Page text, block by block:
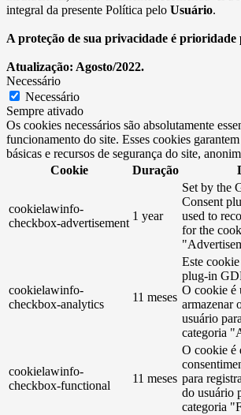
integral da presente Política pelo Usuário.
A proteção de sua privacidade é
Atualização: Agosto/2022.
Necessário
Necessário
Sempre ativado
Os cookies necessários são absolutamente
funcionamento do site. Esses cookies
básicas e recursos de segurança do site,
Cookie
Duração
cookielawinfo-
checkbox-advertisement
1 year
Set by the
Consent
used to
for the
cookielawinfo-
checkbox-analytics
11 meses
Este
plug-in
O cookie é
armazenar
usuário
categoria
cookielawinfo-
checkbox-functional
11 meses
O cookie é
para
do usuário
categoria